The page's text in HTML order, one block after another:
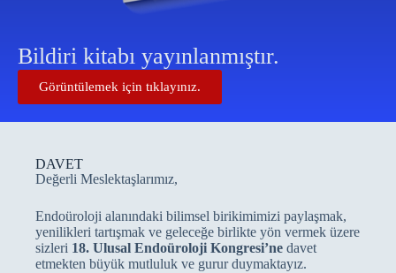
Bildiri kitabı yayınlanmıştır.
Görüntülemek için tıklayınız.
DAVET
Değerli Meslektaşlarımız,
Endoüroloji alanındaki bilimsel birikimimizi paylaşmak,
yenilikleri tartışmak ve geleceğe birlikte yön vermek üzere
sizleri 18. Ulusal Endoüroloji Kongresi’ne davet
etmekten büyük mutluluk ve gurur duymaktayız.